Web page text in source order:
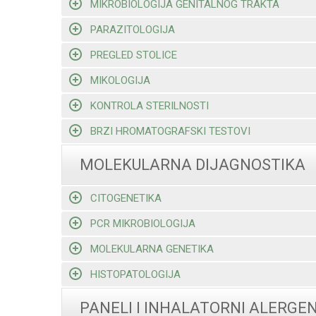
MIKROBIOLOGIJA GENITALNOG TRAKTA
PARAZITOLOGIJA
PREGLED STOLICE
MIKOLOGIJA
KONTROLA STERILNOSTI
BRZI HROMATOGRAFSKI TESTOVI
MOLEKULARNA DIJAGNOSTIKA
CITOGENETIKA
PCR MIKROBIOLOGIJA
MOLEKULARNA GENETIKA
HISTOPATOLOGIJA
PANELI I INHALATORNI